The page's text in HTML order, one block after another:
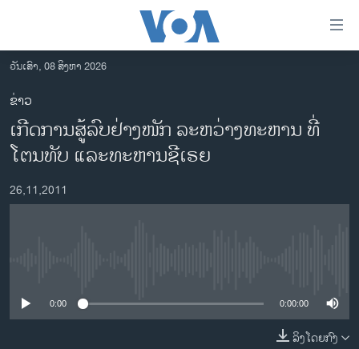
ເຂົ້າ
ຫາ
ຂ້າມ
ຂ້າມ
ຂ້າມ
ຫາ
ຊອກ
ອາເມຣິກາ
ການເລືອກຕັ້ງ ປະທານາທີບໍດີ ສະຫະລັດ 2024
ຂ່າວ​ຈີນ
ຊີວິດຊາວລາວ
ວັນເສົາ, 08 ສິງຫາ 2026
ຂ່າວ
ເກີດການສູ້ລົບຢ່າງໜັກ ລະຫວ່າງທະຫານ ທີ່
ໂຕນທັບ ແລະທະຫານຊີເຣຍ
26,11,2011
0:00 0:00:00
ລິງໂດຍກົງ